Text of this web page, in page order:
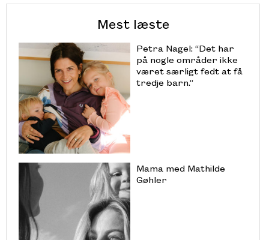
Mest læste
Petra Nagel: “Det har
på nogle områder ikke
været særligt fedt at få
tredje barn.”
Mama med Mathilde
Gøhler